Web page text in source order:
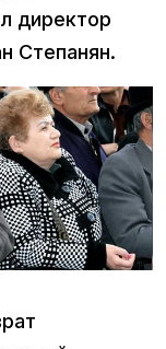
директор
Степанян.